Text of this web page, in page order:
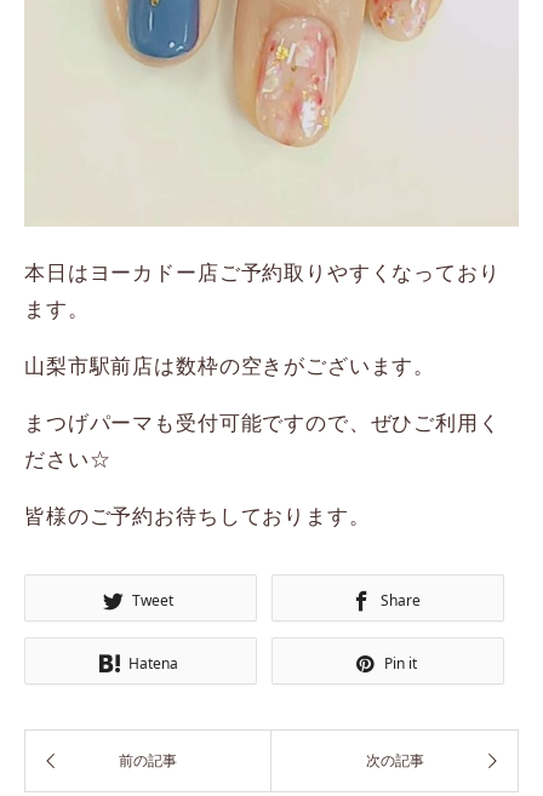
本日はヨーカドー店ご予約取りやすくなっており
ます。
山梨市駅前店は数枠の空きがございます。
まつげパーマも受付可能ですので、ぜひご利用く
ださい☆
皆様のご予約お待ちしております。
Tweet Share
Hatena Pin it